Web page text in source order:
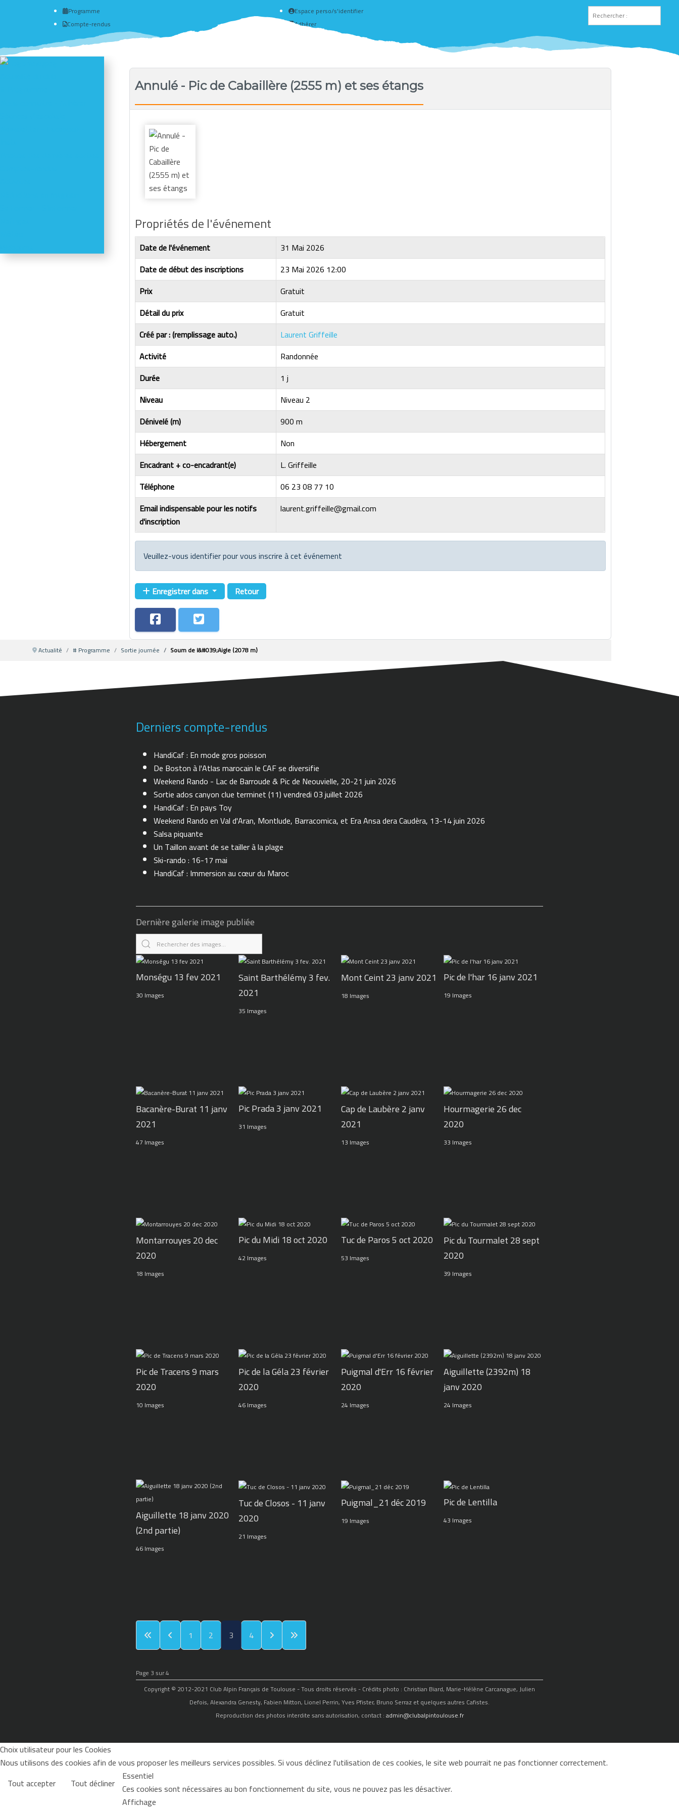
Programme
Compte-rendus
Espace perso/s'identifier
Adhérer
Créer un compte
Annulé - Pic de Cabaillère (2555 m) et ses étangs
Propriétés de l'événement
Date de l'événement
31 Mai 2026
Date de début des inscriptions
23 Mai 2026 12:00
Prix
Gratuit
Détail du prix
Gratuit
Créé par : (remplissage auto.)
Laurent Griffeille
Activité
Randonnée
Durée
1 j
Niveau
Niveau 2
Dénivelé (m)
900 m
Hébergement
Non
Encadrant + co-encadrant(e)
L. Griffeille
Téléphone
06 23 08 77 10
Email indispensable pour les notifs
d'inscription
laurent.griffeille@gmail.com
Veuillez-vous identifier pour vous inscrire à cet événement
Enregistrer dans Retour
Actualité # Programme Sortie journée Soum de l&#039;Aigle (2078 m)
Derniers compte-rendus
HandiCaf : En mode gros poisson
De Boston à l'Atlas marocain le CAF se diversifie
Weekend Rando - Lac de Barroude & Pic de Neouvielle, 20-21 juin 2026
Sortie ados canyon clue terminet (11) vendredi 03 juillet 2026
HandiCaf : En pays Toy
Weekend Rando en Val d'Aran, Montlude, Barracomica, et Era Ansa dera Caudèra, 13-14 juin 2026
Salsa piquante
Un Taillon avant de se tailler à la plage
Ski-rando : 16-17 mai
HandiCaf : Immersion au cœur du Maroc
Dernière galerie image publiée
Monségu 13 fev 2021
30 Images
Saint Barthélémy 3 fev.
2021
35 Images
Mont Ceint 23 janv 2021
18 Images
Pic de l'har 16 janv 2021
19 Images
Bacanère-Burat 11 janv
2021
47 Images
Pic Prada 3 janv 2021
31 Images
Cap de Laubère 2 janv
2021
13 Images
Hourmagerie 26 dec
2020
33 Images
Montarrouyes 20 dec
2020
18 Images
Pic du Midi 18 oct 2020
42 Images
Tuc de Paros 5 oct 2020
53 Images
Pic du Tourmalet 28 sept
2020
39 Images
Pic de Tracens 9 mars
2020
10 Images
Pic de la Géla 23 février
2020
46 Images
Puigmal d'Err 16 février
2020
24 Images
Aiguillette (2392m) 18
janv 2020
24 Images
Aiguillette 18 janv 2020
(2nd partie)
46 Images
Tuc de Closos - 11 janv
2020
21 Images
Puigmal_21 déc 2019
19 Images
Pic de Lentilla
43 Images
1 2 3 4
Page 3 sur 4
Copyright © 2012-2021 Club Alpin Français de Toulouse - Tous droits réservés - Crédits photo : Christian Biard, Marie-Hélène Carcanague, Julien
Defois, Alexandra Genesty, Fabien Mitton, Lionel Perrin, Yves Pfister, Bruno Serraz et quelques autres Cafistes.
Reproduction des photos interdite sans autorisation, contact :admin@clubalpintoulouse.fr
Choix utilisateur pour les Cookies
Nous utilisons des cookies afin de vous proposer les meilleurs services possibles. Si vous déclinez l'utilisation de ces cookies, le site web pourrait ne pas fonctionner correctement.
Tout accepter
Tout décliner Essentiel
Ces cookies sont nécessaires au bon fonctionnement du site, vous ne pouvez pas les désactiver.
Affichage